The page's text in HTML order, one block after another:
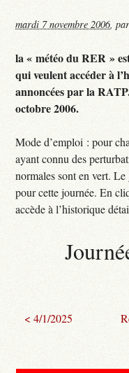
mardi 7 novembre 2006,
la « météo du RER »
qui veulent accéder à
annoncées par la
octobre 2006.
Mode d’emploi : pour
ayant connu des
normales sont en vert.
pour cette journée. En
accède à l’historique
< 4/1/2025